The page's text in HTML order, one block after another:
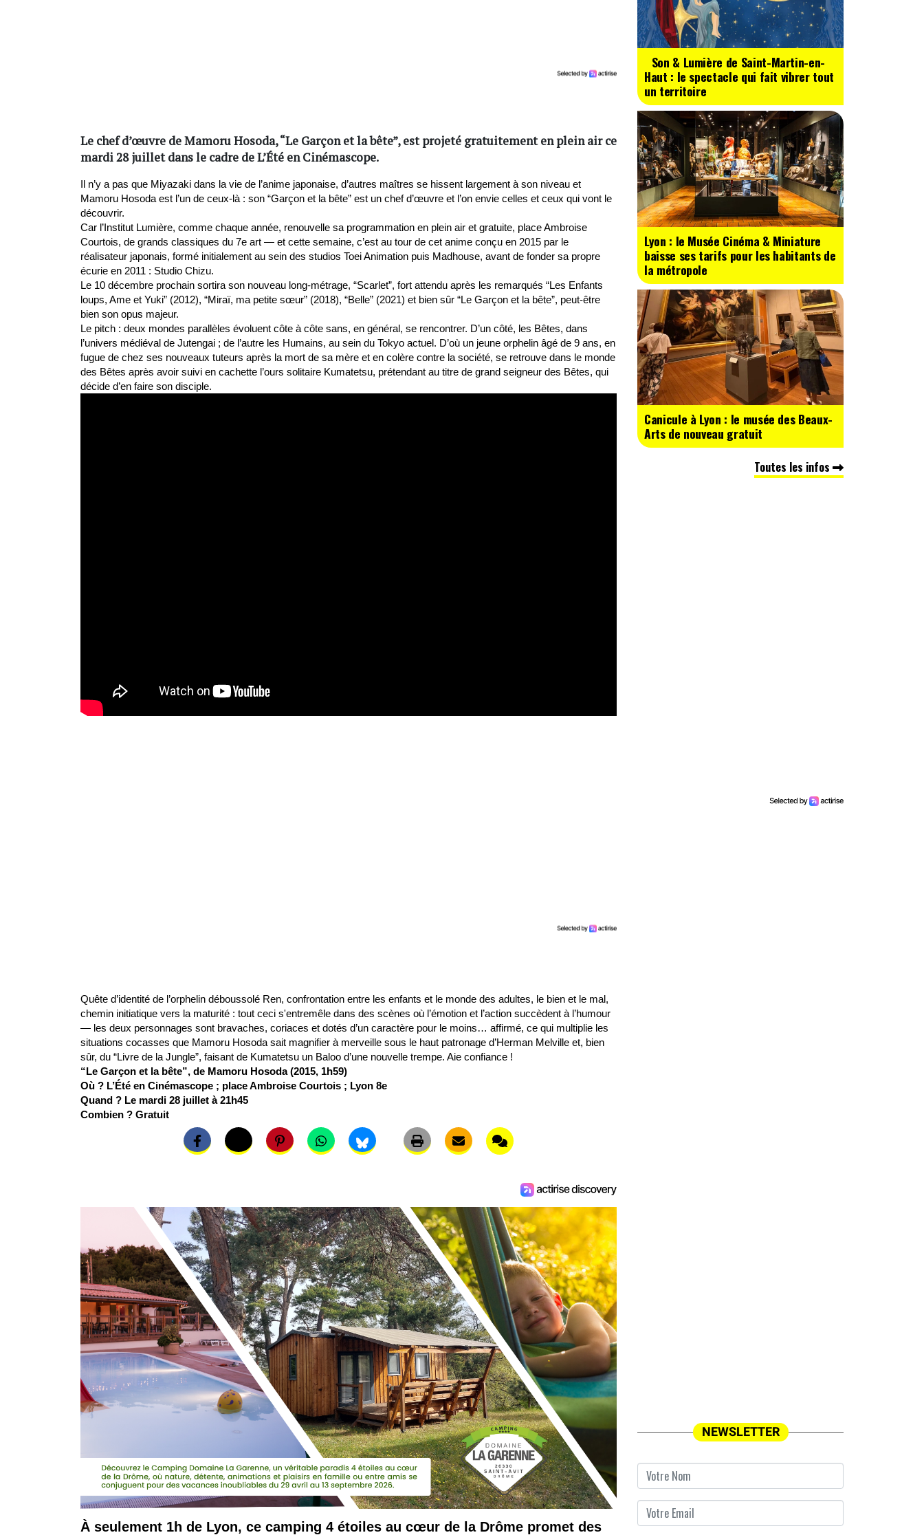
Le chef d’œuvre de Mamoru Hosoda, “Le Garçon et la bête”, est projeté gratuitement en plein air ce
mardi 28 juillet dans le cadre de L’Été en Cinémascope.
Il n’y a pas que Miyazaki dans la vie de l’anime japonaise, d’autres maîtres se hissent largement à son niveau et
Mamoru Hosoda est l’un de ceux-là : son “Garçon et la bête” est un chef d’œuvre et l’on envie celles et ceux qui vont le
découvrir.
Car l’Institut Lumière, comme chaque année, renouvelle sa programmation en plein air et gratuite, place Ambroise
Courtois, de grands classiques du 7e art — et cette semaine, c’est au tour de cet anime conçu en 2015 par le
réalisateur japonais, formé initialement au sein des studios Toei Animation puis Madhouse, avant de fonder sa propre
écurie en 2011 : Studio Chizu.
Le 10 décembre prochain sortira son nouveau long-métrage, “Scarlet”, fort attendu après les remarqués “Les Enfants
loups, Ame et Yuki” (2012), “Miraï, ma petite sœur” (2018), “Belle” (2021) et bien sûr “Le Garçon et la bête”, peut-être
bien son opus majeur.
Le pitch : deux mondes parallèles évoluent côte à côte sans, en général, se rencontrer. D’un côté, les Bêtes, dans
l’univers médiéval de Jutengai ; de l’autre les Humains, au sein du Tokyo actuel. D’où un jeune orphelin âgé de 9 ans, en
fugue de chez ses nouveaux tuteurs après la mort de sa mère et en colère contre la société, se retrouve dans le monde
des Bêtes après avoir suivi en cachette l’ours solitaire Kumatetsu, prétendant au titre de grand seigneur des Bêtes, qui
décide d’en faire son disciple.
Quête d’identité de l’orphelin déboussolé Ren, confrontation entre les enfants et le monde des adultes, le bien et le mal,
chemin initiatique vers la maturité : tout ceci s'entremêle dans des scènes où l’émotion et l’action succèdent à l’humour
— les deux personnages sont bravaches, coriaces et dotés d’un caractère pour le moins… affirmé, ce qui multiplie les
situations cocasses que Mamoru Hosoda sait magnifier à merveille sous le haut patronage d’Herman Melville et, bien
sûr, du “Livre de la Jungle”, faisant de Kumatetsu un Baloo d’une nouvelle trempe. Aie confiance !
“Le Garçon et la bête”, de Mamoru Hosoda (2015, 1h59)
Où ? L’Été en Cinémascope ; place Ambroise Courtois ; Lyon 8e
Quand ? Le mardi 28 juillet à 21h45
Combien ? Gratuit
À seulement 1h de Lyon, ce camping 4 étoiles au cœur de la Drôme promet des
Son & Lumière de Saint-Martin-en-
Haut : le spectacle qui fait vibrer tout
un territoire
Lyon : le Musée Cinéma & Miniature
baisse ses tarifs pour les habitants de
la métropole
Canicule à Lyon : le musée des Beaux-
Arts de nouveau gratuit
Toutes les infos
NEWSLETTER